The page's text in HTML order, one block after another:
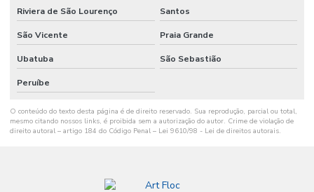
Riviera de São Lourenço Santos
São Vicente Praia Grande
Ubatuba São Sebastião
Peruíbe
O conteúdo do texto desta página é de direito reservado. Sua reprodução, parcial ou total,
mesmo citando nossos links, é proibida sem a autorização do autor. Crime de violação de
direito autoral – artigo 184 do Código Penal – Lei 9610/98 - Lei de direitos autorais.